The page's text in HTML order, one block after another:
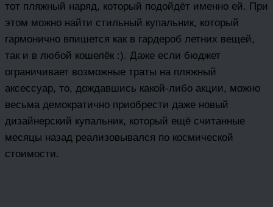
тот пляжный наряд, который подойдёт именно ей. При
этом можно найти стильный купальник, который
гармонично впишется как в гардероб летних вещей,
так и в любой кошелёк :). Даже если бюджет
ограничивает возможные траты на пляжный
аксессуар, то, дождавшись какой-либо акции, можно
весьма демократично приобрести даже новый
дизайнерский купальник, который ещё считанные
месяцы назад реализовывался по космической
стоимости.